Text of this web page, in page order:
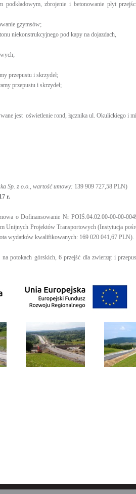
zbrojenie i betonowanie płyt
gzymsów;
niekonstrukcyjnego pod kapy na dojazdach,
przepustu i skrzydeł;
przepustu i skrzydeł;
jest oświetlenie rond, łącznika ul. Okulickiego i
Sp. z o.o., wartość umowy: 139 909 727,58 PLN)
r.
o Dofinansowanie Nr POIŚ.04.02.00-00-00-
Unijnych Projektów Transportowych (Instytucja
wydatków kwalifikowanych: 169 020 041,67 PLN).
potokach górskich, 6 przejść dla zwierząt i